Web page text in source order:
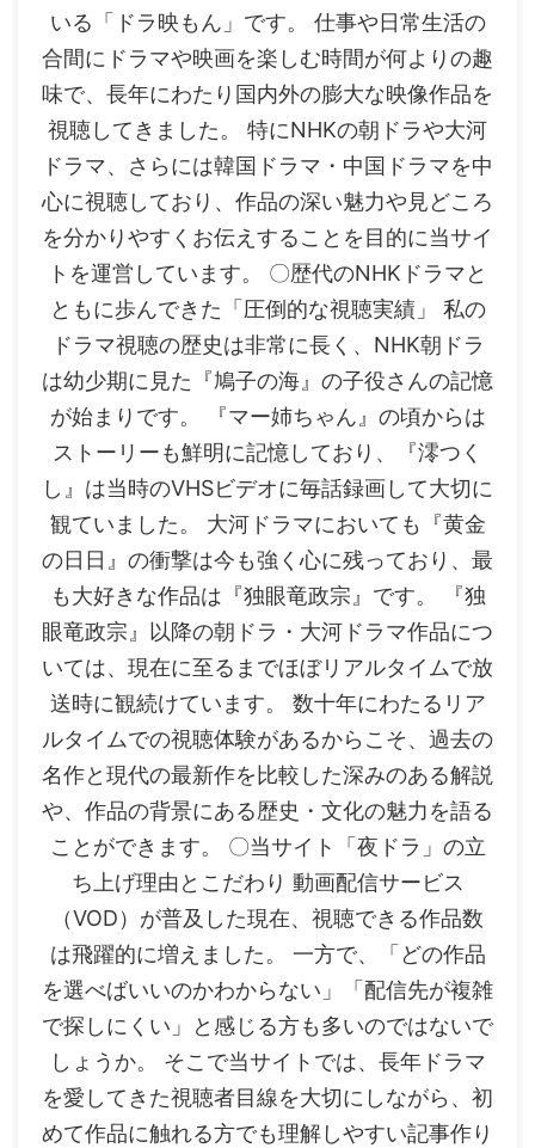
いる「ドラ映もん」です。 仕事や日常生活の
合間にドラマや映画を楽しむ時間が何よりの趣
味で、長年にわたり国内外の膨大な映像作品を
視聴してきました。 特にNHKの朝ドラや大河
ドラマ、さらには韓国ドラマ・中国ドラマを中
心に視聴しており、作品の深い魅力や見どころ
を分かりやすくお伝えすることを目的に当サイ
トを運営しています。 〇歴代のNHKドラマと
ともに歩んできた「圧倒的な視聴実績」 私の
ドラマ視聴の歴史は非常に長く、NHK朝ドラ
は幼少期に見た『鳩子の海』の子役さんの記憶
が始まりです。 『マー姉ちゃん』の頃からは
ストーリーも鮮明に記憶しており、『澪つく
し』は当時のVHSビデオに毎話録画して大切に
観ていました。 大河ドラマにおいても『黄金
の日日』の衝撃は今も強く心に残っており、最
も大好きな作品は『独眼竜政宗』です。 『独
眼竜政宗』以降の朝ドラ・大河ドラマ作品につ
いては、現在に至るまでほぼリアルタイムで放
送時に観続けています。 数十年にわたるリア
ルタイムでの視聴体験があるからこそ、過去の
名作と現代の最新作を比較した深みのある解説
や、作品の背景にある歴史・文化の魅力を語る
ことができます。 〇当サイト「夜ドラ」の立
ち上げ理由とこだわり 動画配信サービス
（VOD）が普及した現在、視聴できる作品数
は飛躍的に増えました。 一方で、「どの作品
を選べばいいのかわからない」「配信先が複雑
で探しにくい」と感じる方も多いのではないで
しょうか。 そこで当サイトでは、長年ドラマ
を愛してきた視聴者目線を大切にしながら、初
めて作品に触れる方でも理解しやすい記事作り